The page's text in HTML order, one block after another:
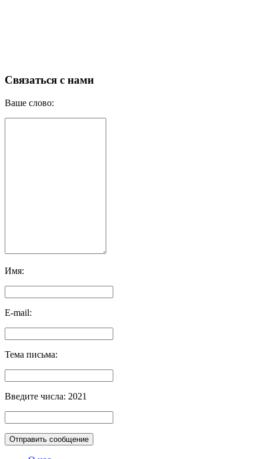
Связаться с нами
Ваше слово:
Имя:
E-mail:
Тема письма:
Введите числа: 2021